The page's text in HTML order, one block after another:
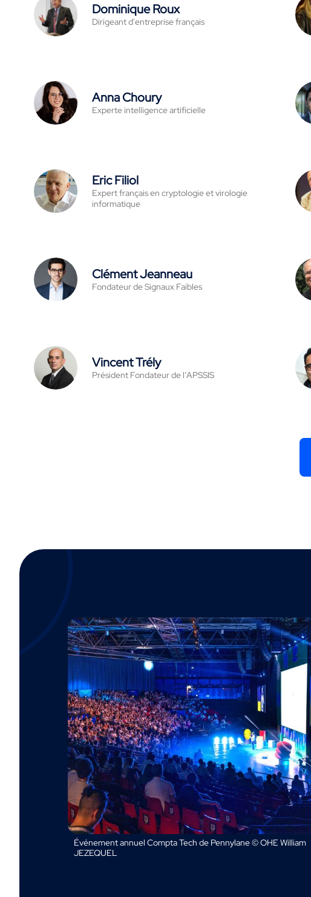
Dominique Roux
Dirigeant d'entreprise français
Anna Choury
Experte intelligence artificielle
Eric Filiol
Expert français en cryptologie et virologie
informatique
Clément Jeanneau
Fondateur de Signaux Faibles
Vincent Trély
Président Fondateur de l’APSSIS
Événement annuel Compta Tech de Pennylane © OHE William
JEZEQUEL